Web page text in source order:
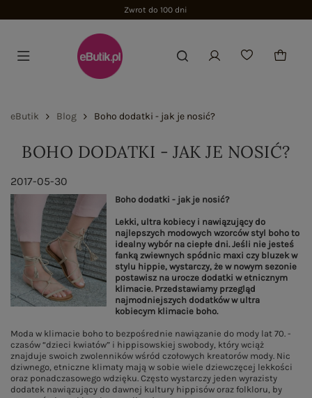
Zwrot do 100 dni
eButik Blog Boho dodatki - jak je nosić?
BOHO DODATKI - JAK JE NOSIĆ?
2017-05-30
Boho dodatki - jak je nosić?
Lekki, ultra kobiecy i nawiązujący do
najlepszych modowych wzorców styl boho to
idealny wybór na ciepłe dni. Jeśli nie jesteś
fanką zwiewnych spódnic maxi czy bluzek w
stylu hippie, wystarczy, że w nowym sezonie
postawisz na urocze dodatki w etnicznym
klimacie. Przedstawiamy przegląd
najmodniejszych dodatków w ultra
kobiecym klimacie boho.
Moda w klimacie boho to bezpośrednie nawiązanie do mody lat 70. -
czasów “dzieci kwiatów” i hippisowskiej swobody, który wciąż
znajduje swoich zwolenników wśród czołowych kreatorów mody. Nic
dziwnego, etniczne klimaty mają w sobie wiele dziewczęcej lekkości
oraz ponadczasowego wdzięku. Często wystarczy jeden wyrazisty
dodatek nawiązujący do dawnej kultury hippisów oraz folkloru, by